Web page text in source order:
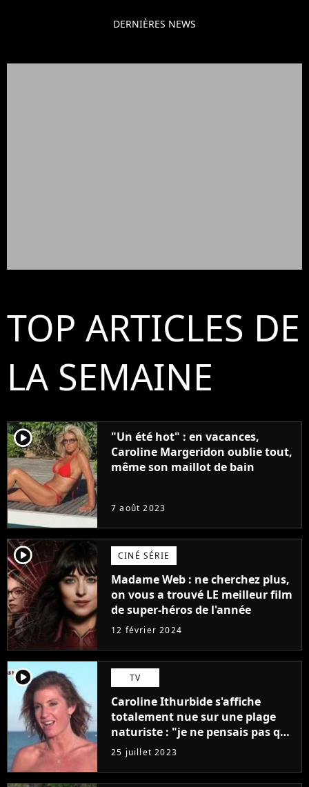
DERNIÈRES NEWS
TOP ARTICLES DE
LA SEMAINE
player2
"Un été hot" : en vacances,
Caroline Margeridon oublie tout,
même son maillot de bain
7 août 2023
player2 CINÉ SÉRIE
Madame Web : ne cherchez plus,
on vous a trouvé LE meilleur film
de super-héros de l'année
12 février 2024
player2 TV
Caroline Ithurbide s'affiche
totalement nue sur une plage
naturiste : "je ne pensais pas que
j'arriverais à le faire..."
25 juillet 2023